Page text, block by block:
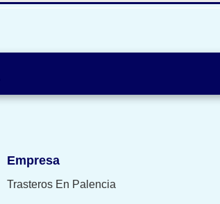
Empresa
Trasteros En Palencia